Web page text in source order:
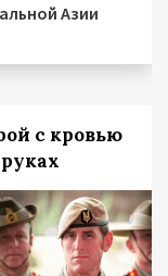
Азии
с кровью